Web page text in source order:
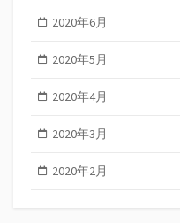
2020年6月
2020年5月
2020年4月
2020年3月
2020年2月